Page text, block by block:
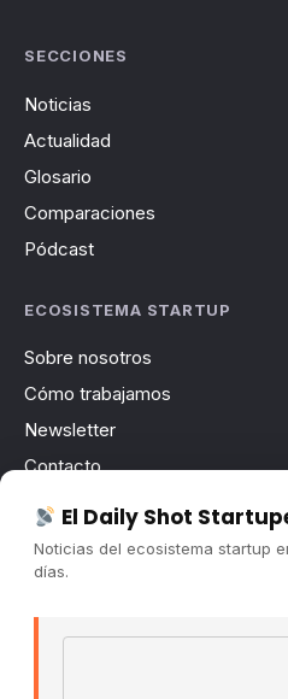
SECCIONES
Noticias
Actualidad
Glosario
Comparaciones
Pódcast
ECOSISTEMA STARTUP
Sobre nosotros
Cómo trabajamos
Newsletter
Contacto
Publicidad
Convocatorias
El Daily Shot
Noticias del ecosistema startup
días.